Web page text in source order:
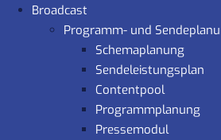
Broadcast
Programm- und
Schemaplanung
Sendeleistungsplan
Contentpool
Programmplanung
Pressemodul